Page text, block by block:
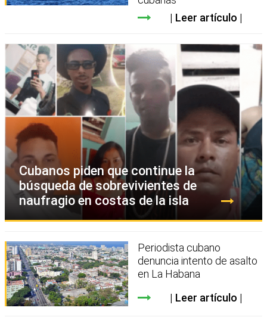
Leer artículo
Cubanos piden que continue la
búsqueda de sobrevivientes de
naufragio en costas de la isla
Periodista cubano
denuncia intento de asalto
en La Habana
Leer artículo